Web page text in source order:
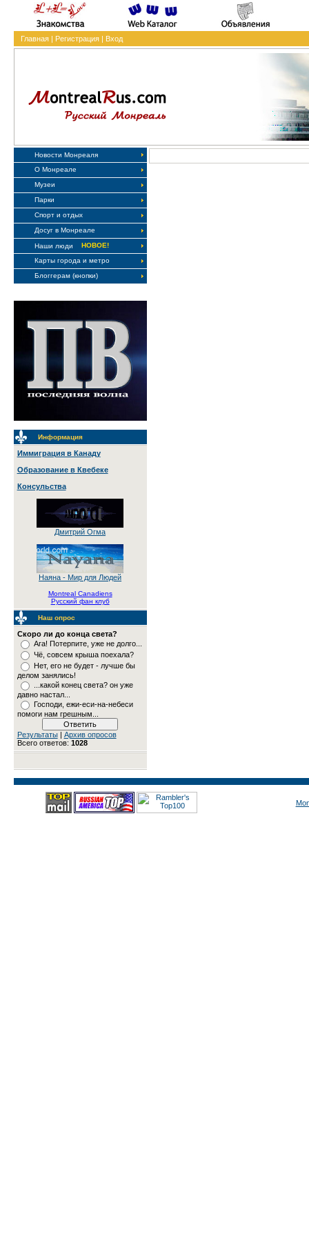
Главная| Регистрация| Вход
Новости Монреаля
О Монреале
Музеи
Парки
Спорт и отдых
Досуг в Монреале
Наши люди
НОВОЕ!
Карты города и метро
Блоггерам (кнопки)
Информация
Иммиграция в Канаду
Образование в Квебеке
Консульства
Дмитрий Огма
Наяна - Мир для Людей
Montreal Canadiens
Русский фан клуб
Наш опрос
Скоро ли до конца света?
Ага! Потерпите, уже не долго...
Чё, совсем крыша поехала?
Нет, его не будет - лучше бы
делом занялись!
...какой конец света? он уже
давно настал...
Господи, ежи-еси-на-небеси
помоги нам грешным...
Результаты| Архив опросов
Всего ответов: 1028